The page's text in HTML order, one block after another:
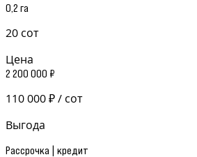
0,2 га
20 сот
Цена
2 200 000 ₽
110 000 ₽ / сот
Выгода
Рассрочка | кредит